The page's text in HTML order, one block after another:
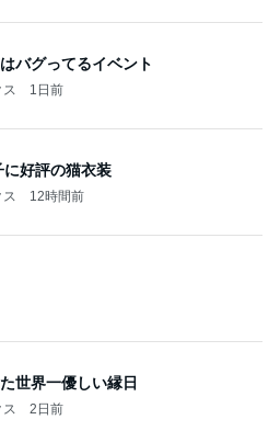
バグってるイベント
1日前
好評の猫衣装
12時間前
世界一優しい縁日
2日前